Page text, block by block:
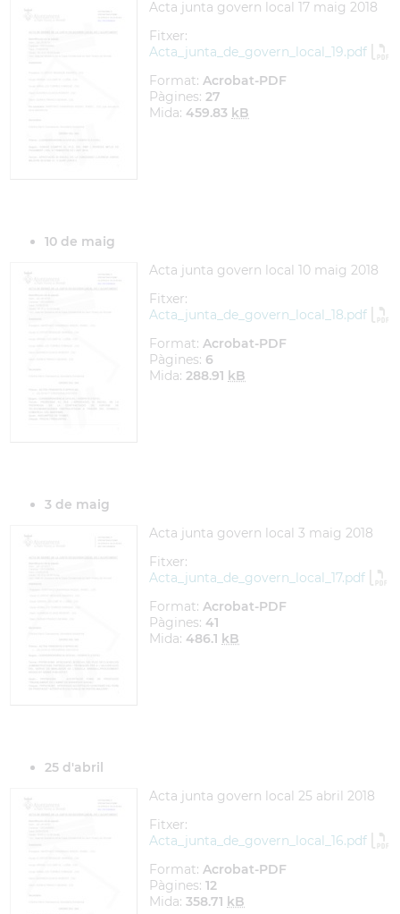
Acta junta govern local 17 maig 2018
Fitxer:
Acta_junta_de_govern_local_19.pdf
Format: Acrobat-PDF
Pàgines: 27
Mida: 459.83 kB
10 de maig
Acta junta govern local 10 maig 2018
Fitxer:
Acta_junta_de_govern_local_18.pdf
Format: Acrobat-PDF
Pàgines: 6
Mida: 288.91 kB
3 de maig
Acta junta govern local 3 maig 2018
Fitxer:
Acta_junta_de_govern_local_17.pdf
Format: Acrobat-PDF
Pàgines: 41
Mida: 486.1 kB
25 d'abril
Acta junta govern local 25 abril 2018
Fitxer:
Acta_junta_de_govern_local_16.pdf
Format: Acrobat-PDF
Pàgines: 12
Mida: 358.71 kB